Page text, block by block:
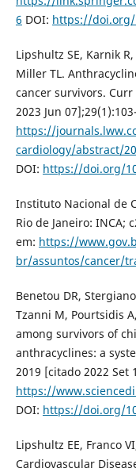
6 DOI: https://doi.org/
Lipshultz SE, Karnik
Miller TL.
cancer survivors.
2023 Jun
https://
cardiology/abstract/
DOI: https://doi.org/
Instituto Nacional de
Rio de Janeiro: INCA;
em: https://
br/assuntos/cancer/
Benetou DR,
Tzanni M, Pourtsidis
among survivors of
anthracyclines: a
2019 [citado 2022 Set
https://
DOI: https://doi.org/
Lipshultz EE, Franco
Cardiovascular